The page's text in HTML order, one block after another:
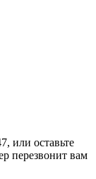
или оставьте
перезвонит вам